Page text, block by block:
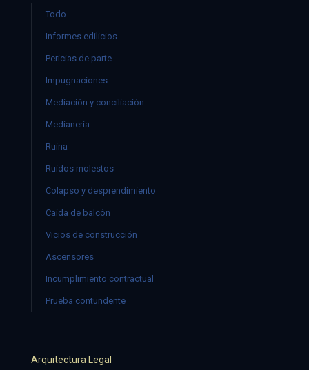
Todo
Informes edilicios
Pericias de parte
Impugnaciones
Mediación y conciliación
Medianería
Ruina
Ruidos molestos
Colapso y desprendimiento
Caída de balcón
Vicios de construcción
Ascensores
Incumplimiento contractual
Prueba contundente
Arquitectura Legal